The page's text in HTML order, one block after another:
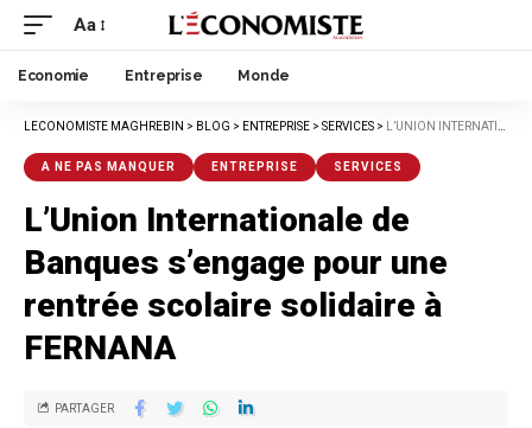
Aa
Economie Entreprise Monde
LECONOMISTE MAGHREBIN > BLOG > ENTREPRISE > SERVICES > L’UNION INTERNATIONALE DE BANQUES S’ENGAGE POUR UNE RENTRÉE SCOLAIRE SOLIDAIRE À FERNANA
A NE PAS MANQUER ENTREPRISE SERVICES
L’Union Internationale de
Banques s’engage pour une
rentrée scolaire solidaire à
FERNANA
PARTAGER